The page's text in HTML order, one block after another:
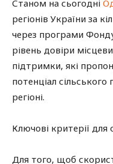
Станом на сьогодні
регіонів України за
через програми
рівень довіри
підтримки, які
потенціал
регіоні.
Ключові критерії
Для того, щоб